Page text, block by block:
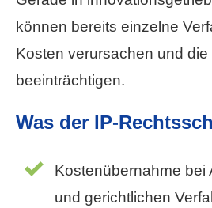
können bereits einzelne
Kosten verursachen und
beeinträchtigen.
Was der IP-
Kostenübernahme bei
und gerichtlichen